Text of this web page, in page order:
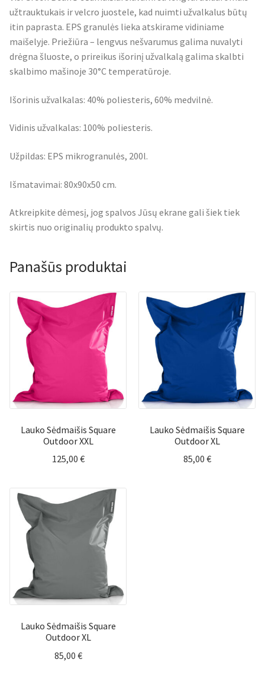
užtrauktukais ir velcro juostele, kad nuimti užvalkalus būtų
itin paprasta. EPS granulės lieka atskirame vidiniame
maišelyje. Priežiūra – lengvus nešvarumus galima nuvalyti
drėgna šluoste, o prireikus išorinį užvalkalą galima skalbti
skalbimo mašinoje 30°C temperatūroje.
Išorinis užvalkalas: 40% poliesteris, 60% medvilnė.
Vidinis užvalkalas: 100% poliesteris.
Užpildas: EPS mikrogranulės, 200l.
Išmatavimai: 80x90x50 cm.
Atkreipkite dėmesį, jog spalvos Jūsų ekrane gali šiek tiek
skirtis nuo originalių produkto spalvų.
Panašūs produktai
Lauko Sėdmaišis Square
Outdoor XXL
125,00 €
Lauko Sėdmaišis Square
Outdoor XL
85,00 €
Lauko Sėdmaišis Square
Outdoor XL
85,00 €